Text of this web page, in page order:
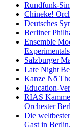
Rundfunk-
Chineke!
Deutsches
Berliner
Ensemble
Salzburger
Late Night
Kanze Nō
Education-
RIAS
Orchester
Die
Gast in Berlin.